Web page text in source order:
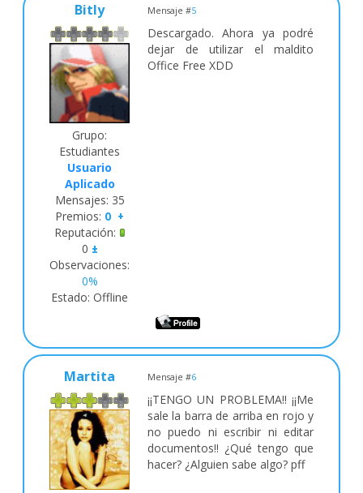
Bitly Mensaje #5
Grupo:
Estudiantes
Usuario
Aplicado
Mensajes: 35
Premios: 0 +
Reputación:
0 ±
Observaciones:
0%
Estado: Offline
Descargado. Ahora ya podré
dejar de utilizar el maldito
Office Free XDD
Martita Mensaje #6
¡¡TENGO UN PROBLEMA!! ¡¡Me
sale la barra de arriba en rojo y
no puedo ni escribir ni editar
documentos!! ¿Qué tengo que
hacer? ¿Alguien sabe algo? pff